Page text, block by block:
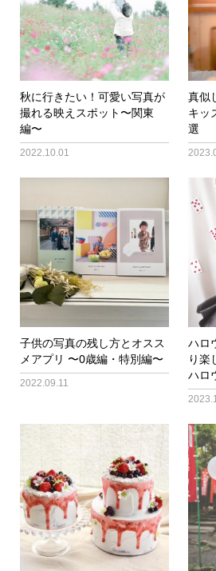
秋に行きたい！可愛い写真が
撮れる映えスポット〜関東
編〜
2022.10.01
真似
キッ
選
子供の写真の残し方とオスス
メアプリ 〜0歳編・特別編〜
2022.09.11
ハロ
り楽
ハロ